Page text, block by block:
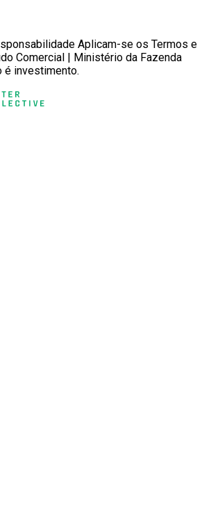
Aplicam-se os Termos e
Comercial | Ministério da Fazenda
é investimento.